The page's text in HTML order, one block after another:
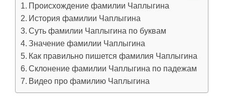
Происхождение фамилии Чаплыгина
История фамилии Чаплыгина
Суть фамилии Чаплыгина по буквам
Значение фамилии Чаплыгина
Как правильно пишется фамилия Чаплыгина
Склонение фамилии Чаплыгина по падежам
Видео про фамилию Чаплыгина